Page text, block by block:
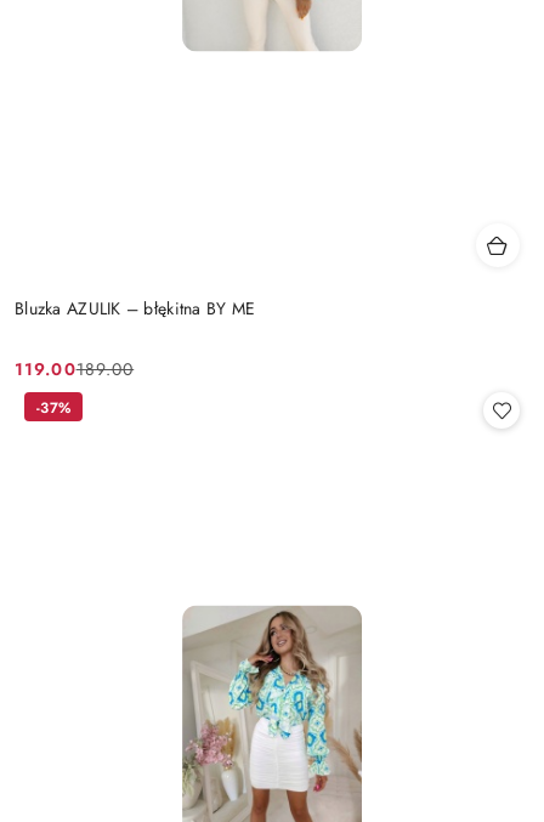
Bluzka AZULIK – błękitna BY ME
Cena
promocyjna:
119.00
Cena
przed
189.00
-37%